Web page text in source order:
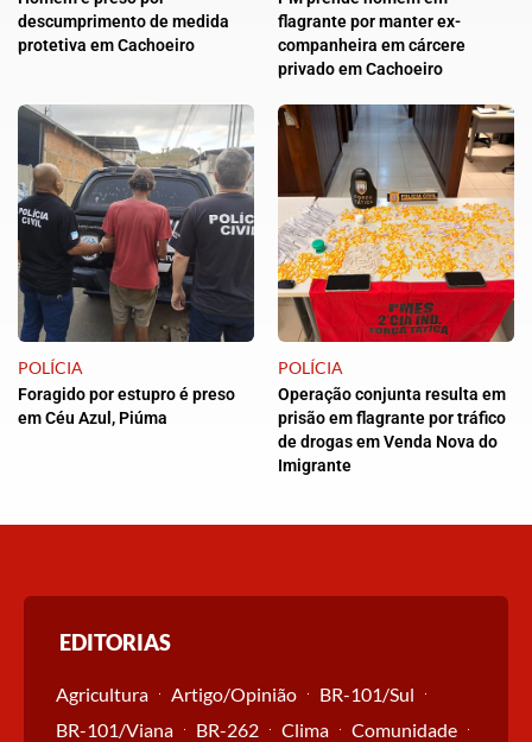
descumprimento de medida
protetiva em Cachoeiro
flagrante por manter ex-
companheira em cárcere
privado em Cachoeiro
POLÍCIA
Foragido por estupro é preso
em Céu Azul, Piúma
POLÍCIA
Operação conjunta resulta em
prisão em flagrante por tráfico
de drogas em Venda Nova do
Imigrante
EDITORIAS
Agricultura Artigo/Opinião
BR-101/Sul
BR-101/Viana
BR-262 Clima
Comunidade